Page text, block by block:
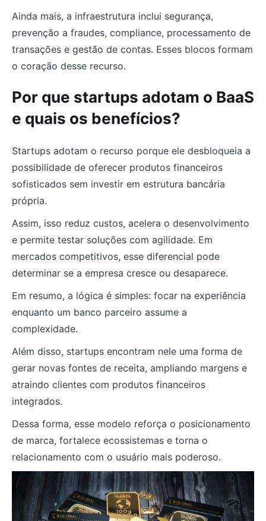
Ainda mais, a infraestrutura inclui segurança,
prevenção a fraudes, compliance, processamento de
transações e gestão de contas. Esses blocos formam
o coração desse recurso.
Por que startups adotam o BaaS
e quais os benefícios?
Startups adotam o recurso porque ele desbloqueia a
possibilidade de oferecer produtos financeiros
sofisticados sem investir em estrutura bancária
própria.
Assim, isso reduz custos, acelera o desenvolvimento
e permite testar soluções com agilidade. Em
mercados competitivos, esse diferencial pode
determinar se a empresa cresce ou desaparece.
Em resumo, a lógica é simples: focar na experiência
enquanto um banco parceiro assume a
complexidade.
Além disso, startups encontram nele uma forma de
gerar novas fontes de receita, ampliando margens e
atraindo clientes com produtos financeiros
integrados.
Dessa forma, esse modelo reforça o posicionamento
de marca, fortalece ecossistemas e torna o
relacionamento com o usuário mais poderoso.